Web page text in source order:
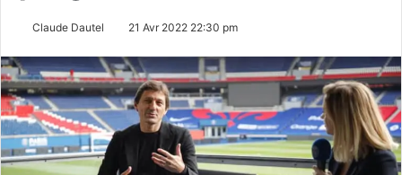
Claude Dautel 21 Avr 2022 22:30 pm